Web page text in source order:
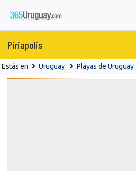
Piriapolis
Estás en Uruguay Playas de Uruguay